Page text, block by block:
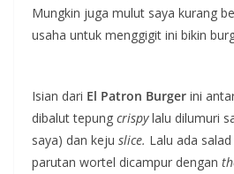
Mungkin juga mulut saya kurang
usaha untuk menggigit ini bikin
Isian dari El Patron Burger ini
dibalut tepung crispylalu dilumuri
saya) dan keju slice. Lalu ada
parutan wortel dicampur dengan